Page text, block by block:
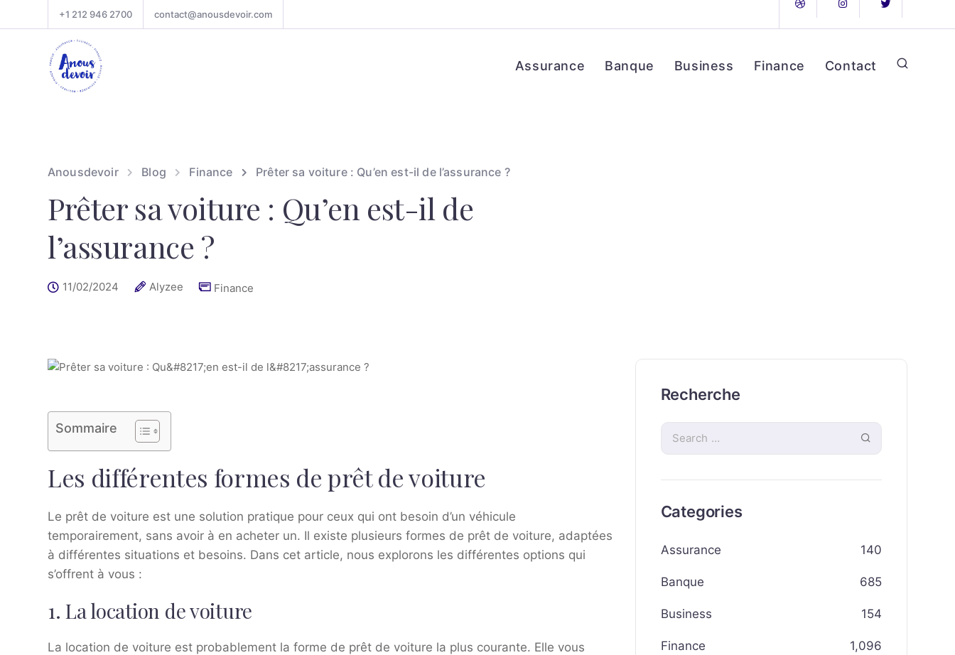
+1 212 946 2700 contact@anousdevoir.com
Assurance Banque Business Finance Contact
Anousdevoir Blog Finance Prêter sa voiture : Qu’en est-il de l’assurance ?
Prêter sa voiture : Qu’en est-il de
l’assurance ?
11/02/2024 Alyzee Finance
Sommaire
Les différentes formes de prêt de voiture
Le prêt de voiture est une solution pratique pour ceux qui ont besoin d’un véhicule
temporairement, sans avoir à en acheter un. Il existe plusieurs formes de prêt de voiture, adaptées
à différentes situations et besoins. Dans cet article, nous explorons les différentes options qui
s’offrent à vous :
1. La location de voiture
La location de voiture est probablement la forme de prêt de voiture la plus courante. Elle vous
Recherche
Categories
Assurance 140
Banque 685
Business 154
Finance 1,096